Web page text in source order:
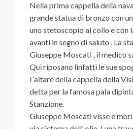
Nella prima cappella della
grande statua di bronzo con
uno stetoscopio al collo e con
avanti in segno di saluto . La
Giuseppe Moscati , il medico
Quì riposano linfatti le sue
l ‘altare della cappella della
detta per la famosa pala
Stanzione.
Giuseppe Moscati visse e